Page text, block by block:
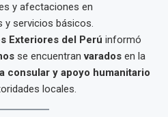
y afectaciones en
y servicios básicos.
Exteriores del Perú informó
se encuentranvarados en la
consular y apoyo humanitario
locales.